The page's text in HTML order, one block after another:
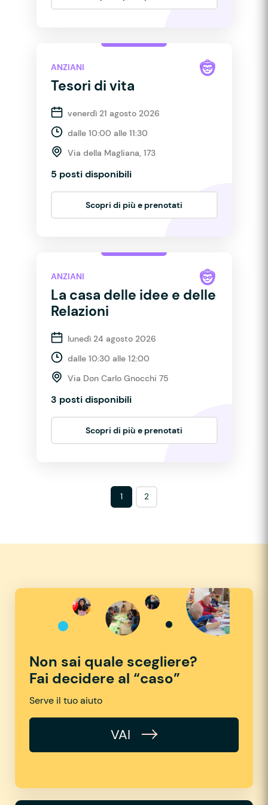
ANZIANI
Tesori di vita
venerdì 21 agosto 2026
dalle 10:00 alle 11:30
Via della Magliana, 173
5 posti disponibili
Scopri di più e prenotati
ANZIANI
La casa delle idee e delle
Relazioni
lunedì 24 agosto 2026
dalle 10:30 alle 12:00
Via Don Carlo Gnocchi 75
3 posti disponibili
Scopri di più e prenotati
1 2
Non sai quale scegliere?
Fai decidere al “caso”
Serve il tuo aiuto
VAI